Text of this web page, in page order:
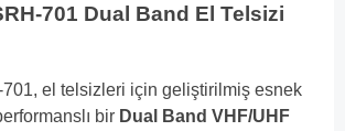
701 Dual Band El Telsizi
el telsizleri için geliştirilmiş esnek
bir Dual Band VHF/UHF